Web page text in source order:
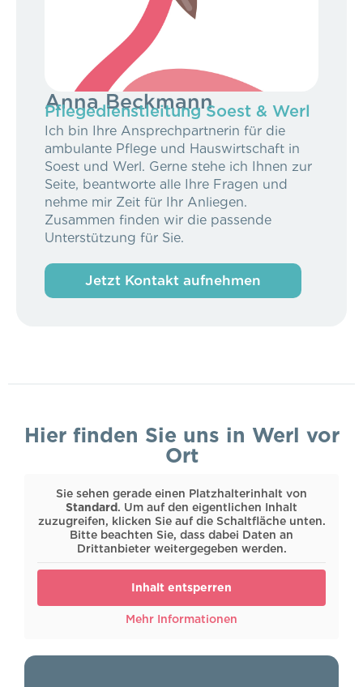
Anna Beckmann
Pflegedienstleitung Soest & Werl
Ich bin Ihre Ansprechpartnerin für die
ambulante Pflege und Hauswirtschaft in
Soest und Werl. Gerne stehe ich Ihnen zur
Seite, beantworte alle Ihre Fragen und
nehme mir Zeit für Ihr Anliegen.
Zusammen finden wir die passende
Unterstützung für Sie.
Jetzt Kontakt aufnehmen
Hier finden Sie uns in Werl vor
Ort
Sie sehen gerade einen Platzhalterinhalt von
Standard. Um auf den eigentlichen Inhalt
zuzugreifen, klicken Sie auf die Schaltfläche unten.
Bitte beachten Sie, dass dabei Daten an
Drittanbieter weitergegeben werden.
Inhalt entsperren
Mehr Informationen